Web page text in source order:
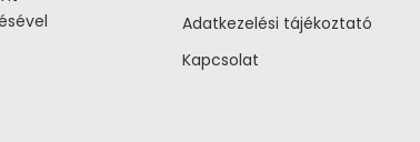
Adatkezelési tájékoztató
Kapcsolat